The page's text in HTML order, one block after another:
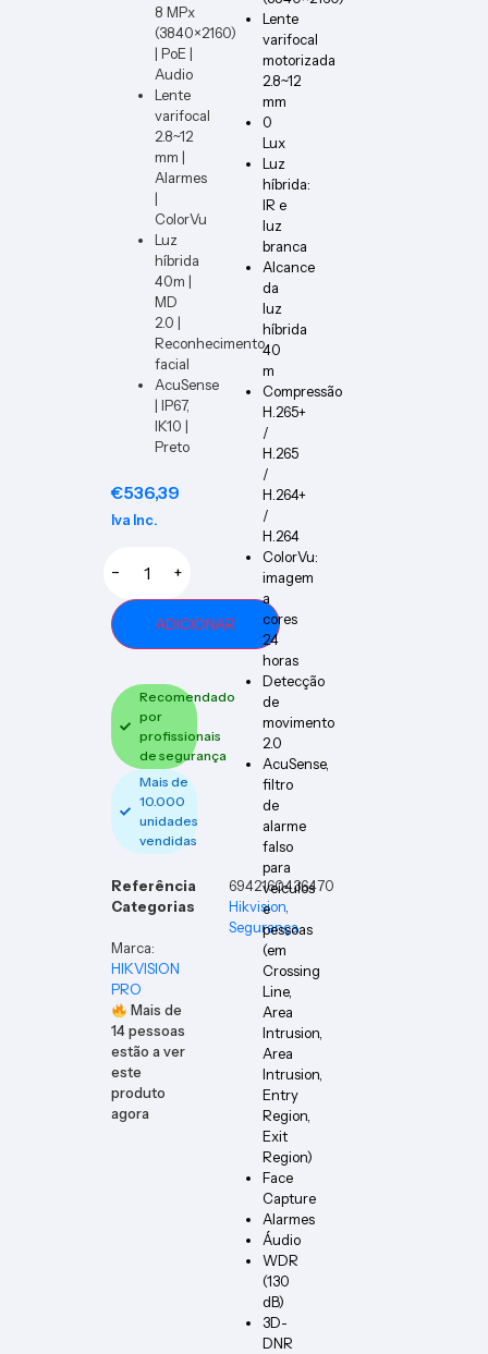
8 MPx
(3840×2160)
| PoE |
Audio
Lente
varifocal
2.8~12
mm |
Alarmes
|
ColorVu
Luz
híbrida
40m |
MD
2.0 |
Reconhecimento
facial
AcuSense
| IP67,
IK10 |
Preto
€536,39
Iva Inc.
− +
ADICIONAR
Recomendado
por
profissionais
de segurança
Mais de
10.000
unidades
vendidas
Referência
6942160436470
Categorias
Hikvision,
Segurança
Marca:
HIKVISION
PRO
Mais de
14pessoas
estão a ver
este
produto
agora
Lente
varifocal
motorizada
2.8~12
mm
0
Lux
Luz
híbrida:
IR e
luz
branca
Alcance
da
luz
híbrida
40
m
Compressão
H.265+
/
H.265
/
H.264+
/
H.264
ColorVu:
imagem
a
cores
24
horas
Detecção
de
movimento
2.0
AcuSense,
filtro
de
alarme
falso
para
veículos
e
pessoas
(em
Crossing
Line,
Area
Intrusion,
Area
Intrusion,
Entry
Region,
Exit
Region)
Face
Capture
Alarmes
Áudio
WDR
(130
dB)
3D-
DNR